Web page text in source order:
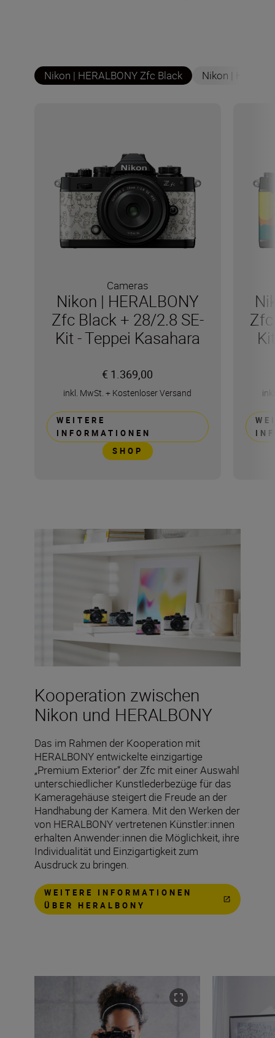
Nikon | HERALBONY Zfc Black Nikon |
Cameras
Nikon | HERALBONY
Zfc Black + 28/2.8 SE-
Kit - Teppei Kasahara
€ 1.369,00
inkl. MwSt. + Kostenloser Versand
WEITERE
INFORMATIONEN
SHOP
Kooperation zwischen
Nikon und HERALBONY
Das im Rahmen der Kooperation mit
HERALBONY entwickelte einzigartige
„Premium Exterior“ der Zfc mit einer Auswahl
unterschiedlicher Kunstlederbezüge für das
Kameragehäuse steigert die Freude an der
Handhabung der Kamera. Mit den Werken der
von HERALBONY vertretenen Künstler:innen
erhalten Anwender:innen die Möglichkeit, ihre
Individualität und Einzigartigkeit zum
Ausdruck zu bringen.
WEITERE INFORMATIONEN
ÜBER HERALBONY